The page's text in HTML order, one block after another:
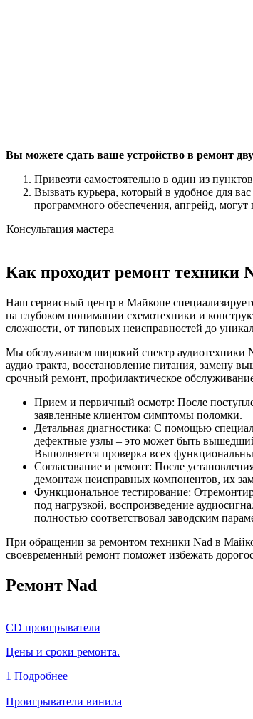
Вы можете сдать ваше устройство в ремонт
Привезти самостоятельно в один из
Вызвать курьера, который в удобное для
программного обеспечения, апгрейд,
Консультация мастера
Как проходит ремонт техники
Наш сервисный центр в Майкопе
на глубоком понимании схемотехники и
сложности, от типовых неисправностей до
Мы обслуживаем широкий спектр аудиотехники
аудио тракта, восстановление питания, замену
срочный ремонт, профилактическое
Прием и первичный осмотр: После
заявленные клиентом симптомы поломки.
Детальная диагностика: С помощью
дефектные узлы – это может быть
Выполняется проверка всех
Согласование и ремонт: После
демонтаж неисправных компонентов, их
Функциональное тестирование:
под нагрузкой, воспроизведение
полностью соответствовал заводским
При обращении за ремонтом техники Nad в
своевременный ремонт поможет избежать
Ремонт Nad
CD проигрыватели
Цены и сроки ремонта.
1 Подробнее
Проигрыватели винила